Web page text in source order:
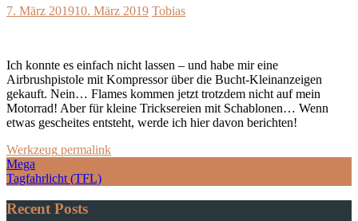
7. März 201910. März 2019 Tobias
Ich konnte es einfach nicht lassen – und habe mir eine
Airbrushpistole mit Kompressor über die Bucht-Kleinanzeigen
gekauft. Nein… Flames kommen jetzt trotzdem nicht auf mein
Motorrad! Aber für kleine Tricksereien mit Schablonen… Wenn
etwas gescheites entsteht, werde ich hier davon berichten!
Werkzeug permalink
Post
navigation
Mega
Tagfahrlicht (TFL)
Recent Posts